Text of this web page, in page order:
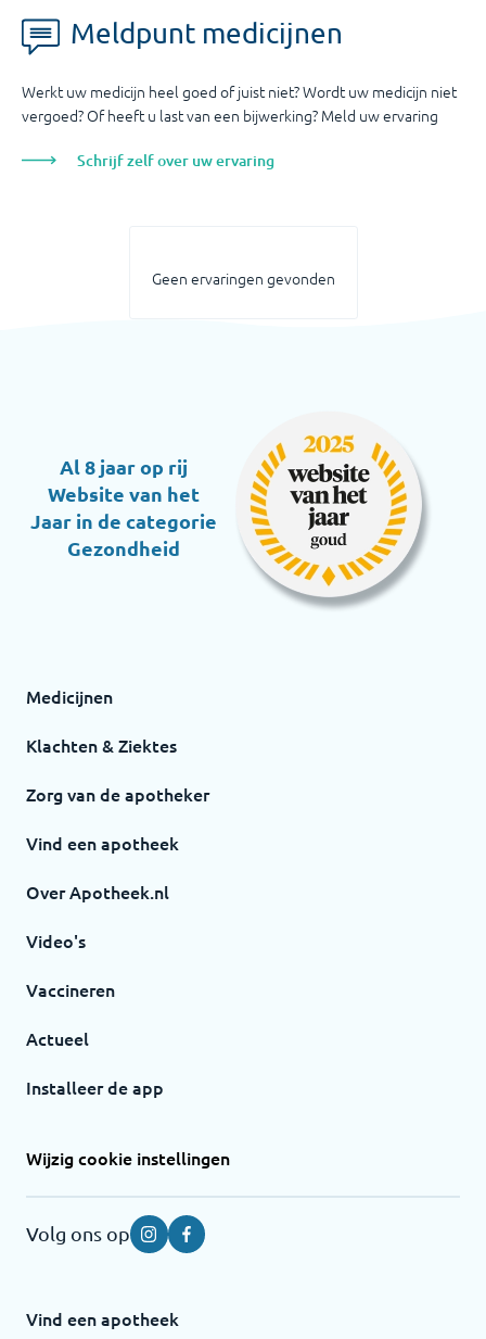
Meldpunt medicijnen
Werkt uw medicijn heel goed of juist niet? Wordt uw medicijn niet
vergoed? Of heeft u last van een bijwerking? Meld uw ervaring
Schrijf zelf over uw ervaring
Geen ervaringen gevonden
Al 8 jaar op rij
Website van het
Jaar in de categorie
Gezondheid
Medicijnen
Klachten & Ziektes
Zorg van de apotheker
Vind een apotheek
Over Apotheek.nl
Video's
Vaccineren
Actueel
Installeer de app
Wijzig cookie instellingen
Volg ons op InstagramFacebook
Vind een apotheek